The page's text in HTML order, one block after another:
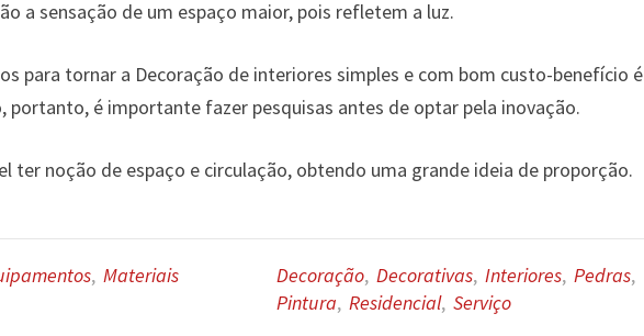
a sensação de um espaço maior, pois refletem a luz.
para tornar a Decoração de interiores simples e com bom custo-benefício é
portanto, é importante fazer pesquisas antes de optar pela inovação.
ter noção de espaço e circulação, obtendo uma grande ideia de proporção.
, Materiais Decoração, Decorativas, Interiores, Pedras,
Pintura, Residencial, Serviço